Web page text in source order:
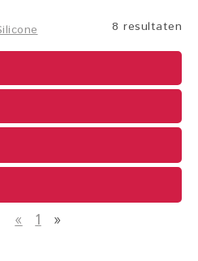
8 resultaten
« 1 »